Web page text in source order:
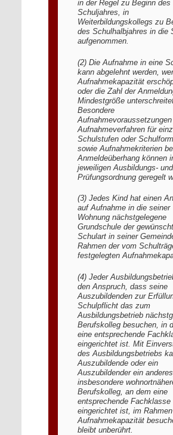
in der Regel zu Beginn des
Schuljahres, in
Weiterbildungskollegs zu
des Schulhalbjahres in die
aufgenommen.
(2) Die Aufnahme in eine
kann abgelehnt werden,
Aufnahmekapazität
oder die Zahl der
Mindestgröße
Besondere
Aufnahmeverfahren für
Schulstufen oder
sowie Aufnahmekriterien
Anmeldeüberhang können
jeweiligen Ausbildungs- und
Prüfungsordnung geregelt
(3) Jedes Kind hat einen
auf Aufnahme in die seiner
Wohnung nächstgelegene
Grundschule der
Schulart in seiner
Rahmen der vom
festgelegten
(4) Jeder
den Anspruch, dass seine
Auszubildenden zur
Schulpflicht das zum
Ausbildungsbetrieb
Berufskolleg besuchen, in
eine entsprechende
eingerichtet ist. Mit
des Ausbildungsbetriebs
Auszubildende oder ein
Auszubildender ein anderes,
insbesondere
Berufskolleg, an dem eine
entsprechende Fachklasse
eingerichtet ist, im
Aufnahmekapazität
bleibt unberührt.